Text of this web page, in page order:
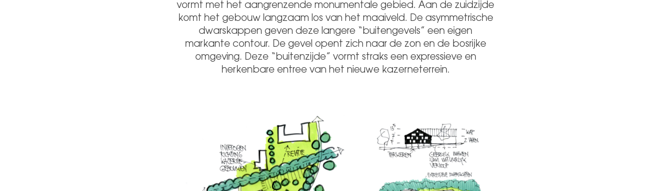
vormt met het aangrenzende monumentale gebied. Aan de zuidzijde
komt het gebouw langzaam los van het maaiveld. De asymmetrische
dwarskappen geven deze langere “buitengevels” een eigen
markante contour. De gevel opent zich naar de zon en de bosrijke
omgeving. Deze “buitenzijde” vormt straks een expressieve en
herkenbare entree van het nieuwe kazerneterrein.